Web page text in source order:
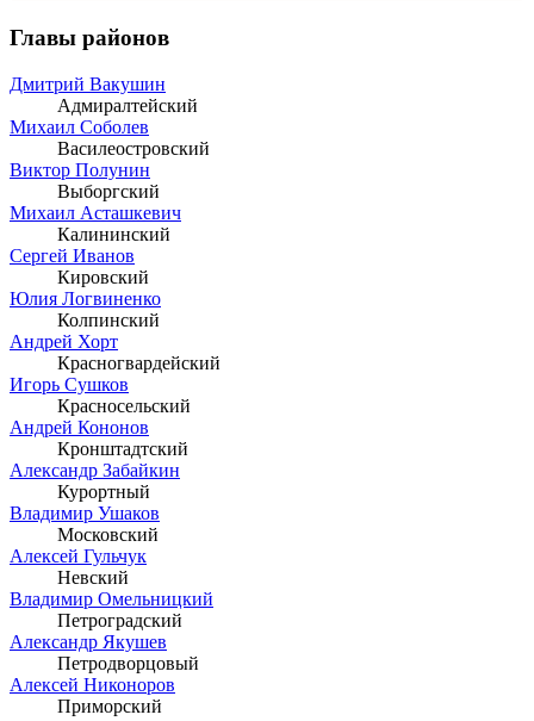
Главы районов
Дмитрий Вакушин
Адмиралтейский
Михаил Соболев
Василеостровский
Виктор Полунин
Выборгский
Михаил Асташкевич
Калининский
Сергей Иванов
Кировский
Юлия Логвиненко
Колпинский
Андрей Хорт
Красногвардейский
Игорь Сушков
Красносельский
Андрей Кононов
Кронштадтский
Александр Забайкин
Курортный
Владимир Ушаков
Московский
Алексей Гульчук
Невский
Владимир Омельницкий
Петроградский
Александр Якушев
Петродворцовый
Алексей Никоноров
Приморский